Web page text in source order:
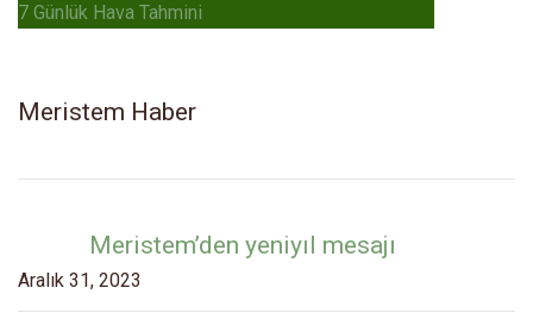
7 Günlük Hava Tahmini
Meristem Haber
Meristem’den yeniyıl mesajı
Aralık 31, 2023